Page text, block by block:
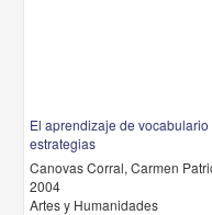
El aprendizaje de
estrategias
Canovas Corral, Carmen
2004
Artes y Humanidades